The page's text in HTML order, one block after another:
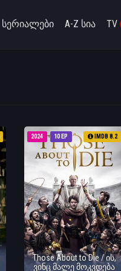
სერიალები A-Z სია TV
10 EP
2024 IMDB 8.2
Those About to Die / ის,
ვინც მალე მოკვდება